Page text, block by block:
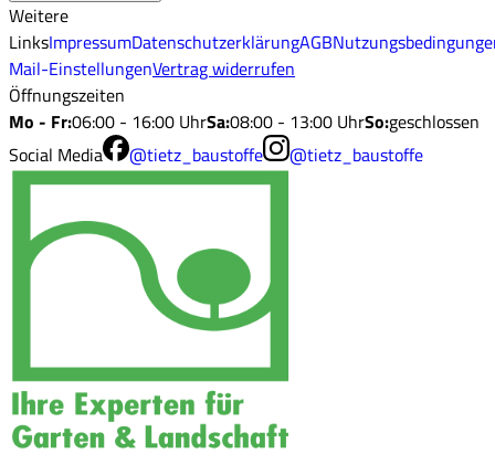
Weitere
LinksImpressumDatenschutzerklärungAGB
Mail-EinstellungenVertrag widerrufen
Öffnungszeiten
Mo - Fr:06:00 - 16:00 UhrSa:08:00 - 13:00 UhrSo:geschlossen
Social Media
@tietz_baustoffe @tietz_baustoffe